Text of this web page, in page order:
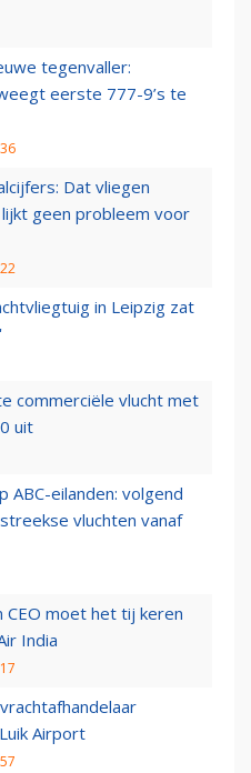
tegenvaller:
eerste 777-9’s te
Dat vliegen
geen probleem voor
in Leipzig zat
commerciële vlucht met
uit
ABC-eilanden: volgend
vluchten vanaf
CEO moet het tij keren
India
Airport